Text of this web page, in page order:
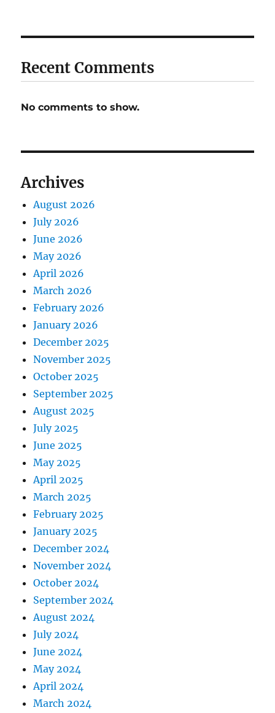
Recent Comments
No comments to show.
Archives
August 2026
July 2026
June 2026
May 2026
April 2026
March 2026
February 2026
January 2026
December 2025
November 2025
October 2025
September 2025
August 2025
July 2025
June 2025
May 2025
April 2025
March 2025
February 2025
January 2025
December 2024
November 2024
October 2024
September 2024
August 2024
July 2024
June 2024
May 2024
April 2024
March 2024